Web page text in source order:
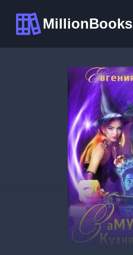
содержимому
MillionBooks